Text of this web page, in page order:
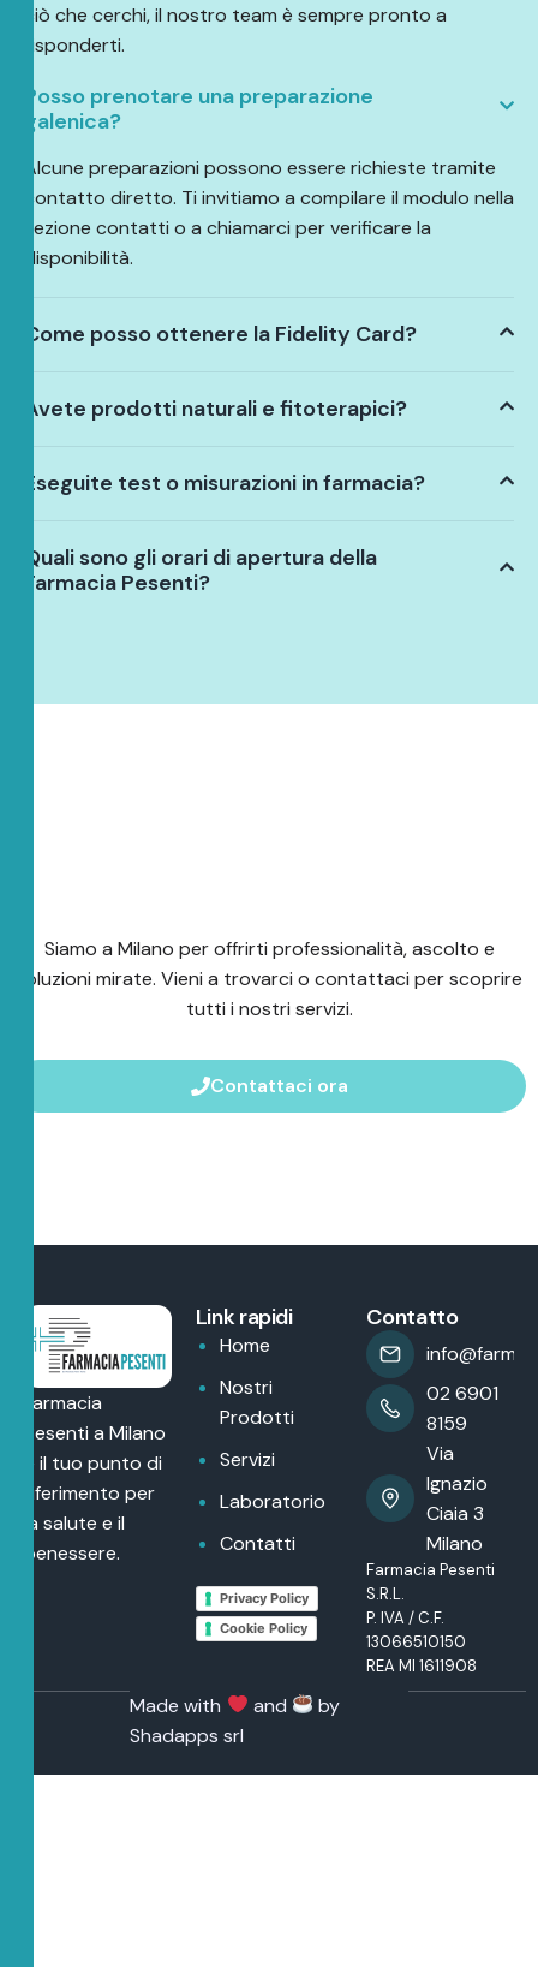
ciò che cerchi, il nostro team è sempre pronto a
risponderti.
Posso prenotare una preparazione
galenica?
Alcune preparazioni possono essere richieste tramite
contatto diretto. Ti invitiamo a compilare il modulo nella
sezione contatti o a chiamarci per verificare la
disponibilità.
Come posso ottenere la Fidelity Card?
Avete prodotti naturali e fitoterapici?
Eseguite test o misurazioni in farmacia?
Quali sono gli orari di apertura della
Farmacia Pesenti?
Siamo a Milano per offrirti professionalità, ascolto e
soluzioni mirate. Vieni a trovarci o contattaci per scoprire
tutti i nostri servizi.
Contattaci ora
Farmacia
Pesenti a Milano
è il tuo punto di
riferimento per
la salute e il
benessere.
Link rapidi
Home
Nostri
Prodotti
Servizi
Laboratorio
Contatti
Privacy Policy
Cookie Policy
Contatto
02 6901
8159
Via
Ignazio
Ciaia 3
Milano
Farmacia Pesenti
S.R.L.
P. IVA / C.F.
13066510150
REA MI 1611908
Made with and
by
Shadapps srl